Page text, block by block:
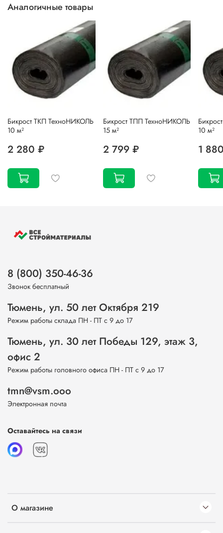
Аналогичные товары
Бикрост ТКП ТехноНИКОЛЬ
10 м²
2 280 ₽
Бикрост ТПП ТехноНИКОЛЬ
15 м²
2 799 ₽
10 м²
1
О магазине
8 (800) 350-46-36
Звонок бесплатный
Тюмень, ул. 50 лет Октября 219
Режим работы склада ПН - ПТ с 9 до 17
Тюмень, ул. 30 лет Победы 129, этаж 3,
офис 2
Режим работы головного офиса ПН - ПТ с 9 до 17
tmn@vsm.ooo
Электронная почта
Оставайтесь на связи